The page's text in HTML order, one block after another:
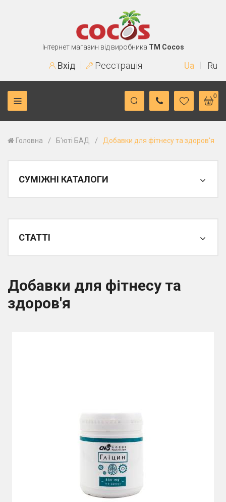
Інтернет магазин від виробника TM Cocos
Вхід Реєстрація Ua Ru
0
Головна / Б'юті БАД / Добавки для фітнесу та здоров'я
СУМІЖНІ КАТАЛОГИ
СТАТТІ
Добавки для фітнесу та
здоров'я